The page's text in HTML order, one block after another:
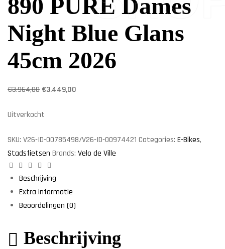
890 PURE Dames
Night Blue Glans
45cm 2026
€3.964,00 €3.449,00
Uitverkocht
SKU: V26-ID-00785498/V26-ID-00974421 Categories: E-Bikes,
Stadsfietsen Brands: Velo de Ville
Facebook
TwitterLinkedinGoogle+
Beschrijving
Extra informatie
Beoordelingen (0)
Beschrijving